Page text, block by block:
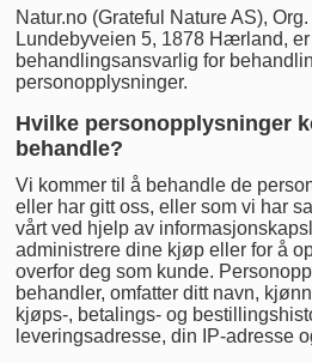
Natur.no (Grateful Nature AS),
Lundebyveien 5, 1878 Hærland,
behandlingsansvarlig for
personopplysninger.
Hvilke personopplysninger
behandle?
Vi kommer til å behandle de
eller har gitt oss, eller som vi har
vårt ved hjelp av
administrere dine kjøp eller for å
overfor deg som kunde.
behandler, omfatter ditt navn,
kjøps-, betalings- og
leveringsadresse, din IP-adresse